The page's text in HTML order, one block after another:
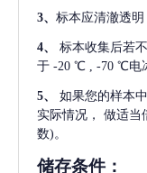
3、 标本应清澈透明
4、
标本收集后若
于 -20 ℃ , -70 ℃电
5、
如果您的样本
实际情况，
做适当
数)。
储存条件：